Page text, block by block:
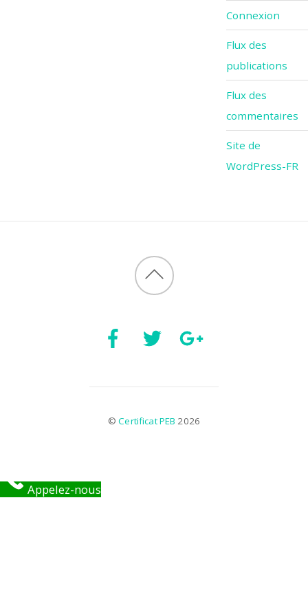
Connexion
Flux des
publications
Flux des
commentaires
Site de
WordPress-FR
©Certificat PEB 2026
Appelez-nous